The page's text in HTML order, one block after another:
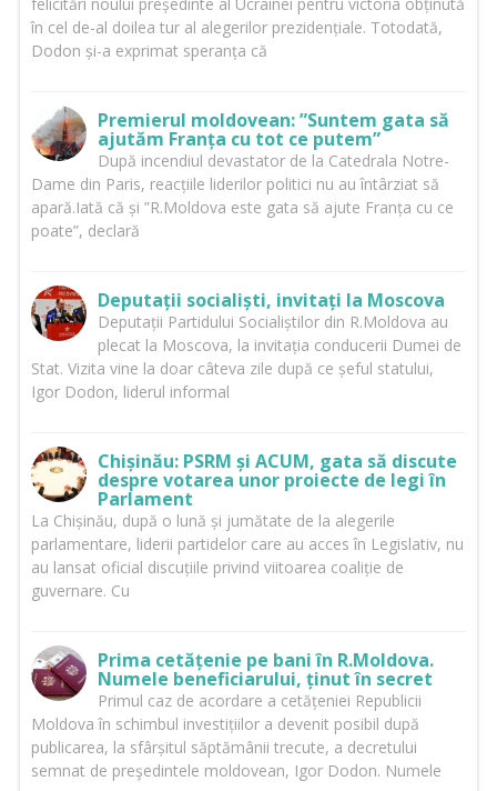
felicitări noului președinte al Ucrainei pentru victoria obținută
în cel de-al doilea tur al alegerilor prezidențiale. Totodată,
Dodon și-a exprimat speranța că
Premierul moldovean: ”Suntem gata să
ajutăm Franța cu tot ce putem”
După incendiul devastator de la Catedrala Notre-
Dame din Paris, reacțiile liderilor politici nu au întârziat să
apară.Iată că și ”R.Moldova este gata să ajute Franța cu ce
poate”, declară
Deputații socialiști, invitați la Moscova
Deputații Partidului Socialiștilor din R.Moldova au
plecat la Moscova, la invitația conducerii Dumei de
Stat. Vizita vine la doar câteva zile după ce șeful statului,
Igor Dodon, liderul informal
Chișinău: PSRM și ACUM, gata să discute
despre votarea unor proiecte de legi în
Parlament
La Chișinău, după o lună și jumătate de la alegerile
parlamentare, liderii partidelor care au acces în Legislativ, nu
au lansat oficial discuțiile privind viitoarea coaliție de
guvernare. Cu
Prima cetățenie pe bani în R.Moldova.
Numele beneficiarului, ținut în secret
Primul caz de acordare a cetățeniei Republicii
Moldova în schimbul investițiilor a devenit posibil după
publicarea, la sfârșitul săptămânii trecute, a decretului
semnat de preşedintele moldovean, Igor Dodon. Numele